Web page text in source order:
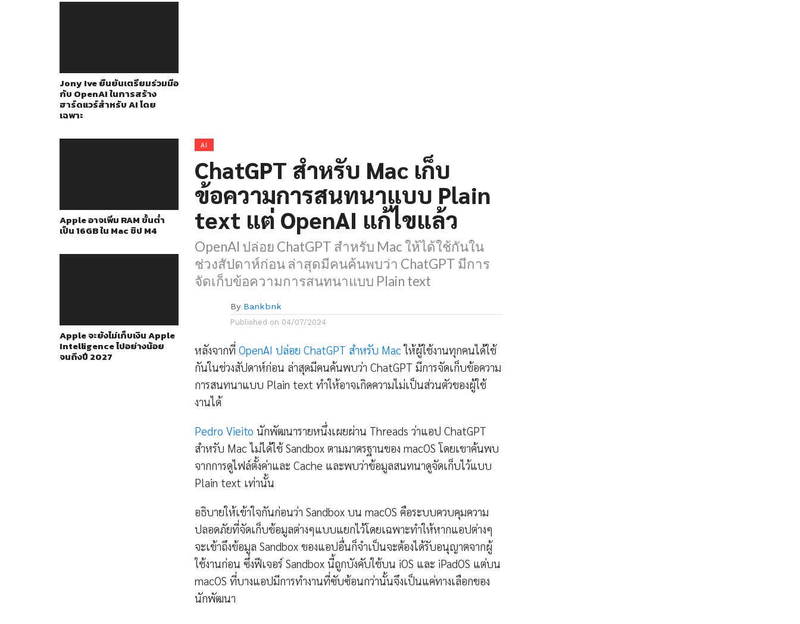
Jony Ive ยืนยันเตรียมร่วมมือ
กับ OpenAI ในการสร้าง
ฮาร์ดแวร์สำหรับ AI โดย
เฉพาะ
Apple อาจเพิ่ม RAM ขั้นต่ำ
เป็น 16GB ใน Mac ชิป M4
Apple จะยังไม่เก็บเงิน Apple
Intelligence ไปอย่างน้อย
จนถึงปี 2027
AI
ChatGPT สำหรับ Mac เก็บ
ข้อความการสนทนาแบบ Plain
text แต่ OpenAI แก้ไขแล้ว
OpenAI ปล่อย ChatGPT สำหรับ Mac ให้ได้ใช้กันใน
ช่วงสัปดาห์ก่อน ล่าสุดมีคนค้นพบว่า ChatGPT มีการ
จัดเก็บข้อความการสนทนาแบบ Plain text
By Bankbnk
Published on 04/07/2024
หลังจากที่OpenAI ปล่อย ChatGPT สำหรับ Macให้ผู้ใช้งานทุกคนได้ใช้
กันในช่วงสัปดาห์ก่อน ล่าสุดมีคนค้นพบว่า ChatGPT มีการจัดเก็บข้อความ
การสนทนาแบบ Plain text ทำให้อาจเกิดความไม่เป็นส่วนตัวของผู้ใช้
งานได้
Pedro Vieito นักพัฒนารายหนึ่งเผยผ่าน Threads ว่าแอป ChatGPT
สำหรับ Mac ไม่ได้ใช้ Sandbox ตามมาตรฐานของ macOS โดยเขาค้นพบ
จากการดูไฟล์ตั้งค่าและ Cache และพบว่าข้อมูลสนทนาดูจัดเก็บไว้แบบ
Plain text เท่านั้น
อธิบายให้เข้าใจกันก่อนว่า Sandbox บน macOS คือระบบควบคุมความ
ปลอดภัยที่จัดเก็บข้อมูลต่างๆแบบแยกไว้โดยเฉพาะทำให้หากแอปต่างๆ
จะเข้าถึงข้อมูล Sandbox ของแอปอื่นก็จำเป็นจะต้องได้รับอนุญาตจากผู้
ใช้งานก่อน ซึ่งฟีเจอร์ Sandbox นี้ถูกบังคับใช้บน iOS และ iPadOS แต่บน
macOS ที่บางแอปมีการทำงานที่ซับซ้อนกว่านั้นจึงเป็นแค่ทางเลือกของ
นักพัฒนา